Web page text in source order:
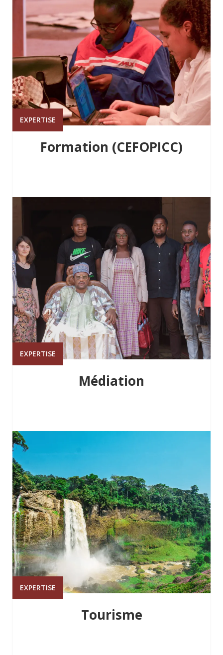
EXPERTISE
Formation (CEFOPICC)
EXPERTISE
Médiation
EXPERTISE
Tourisme